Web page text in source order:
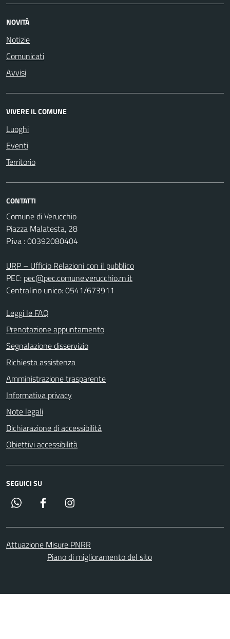
NOVITÀ
Notizie
Comunicati
Avvisi
VIVERE IL COMUNE
Luoghi
Eventi
Territorio
CONTATTI
Comune di Verucchio
Piazza Malatesta, 28
P.iva : 00392080404
URP – Ufficio Relazioni con il pubblico
PEC: pec@pec.comune.verucchio.rn.it
Centralino unico: 0541/673911
Leggi le FAQ
Prenotazione appuntamento
Segnalazione disservizio
Richiesta assistenza
Amministrazione trasparente
Informativa privacy
Note legali
Dichiarazione di accessibilità
Obiettivi accessibilità
SEGUICI SU
Whatsapp Facebook
Attuazione Misure PNRR
Piano di miglioramento del sito